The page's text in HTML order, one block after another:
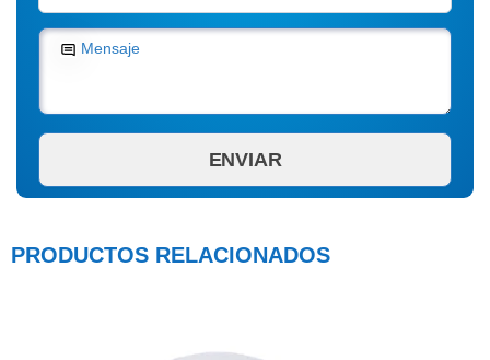
Mensaje
PRODUCTOS RELACIONADOS